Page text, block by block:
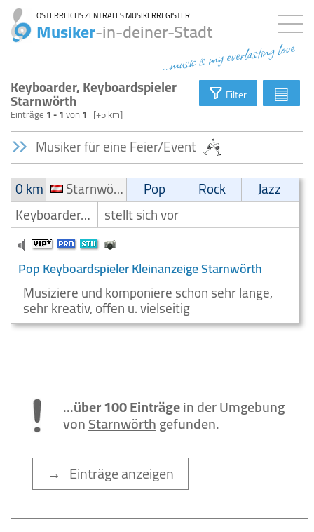
ÖSTERREICHS ZENTRALES MUSIKERREGISTER
Musiker-in-deiner-Stadt
...music is my everlasting love
Keyboarder, Keyboardspieler
Starnwörth
Einträge 1 - 1von 1 [+5 km]
Filter ▤
Musiker für eine Feier/Event
0 km
Starnwörth Pop Rock
Jazz
Keyboarder/Keyboardspieler
stellt sich vor
Pop Keyboardspieler Kleinanzeige Starnwörth
Musiziere und komponiere schon sehr lange,
sehr kreativ, offen u. vielseitig
...über 100 Einträgein der Umgebung
vonStarnwörthgefunden.
→ Einträge anzeigen